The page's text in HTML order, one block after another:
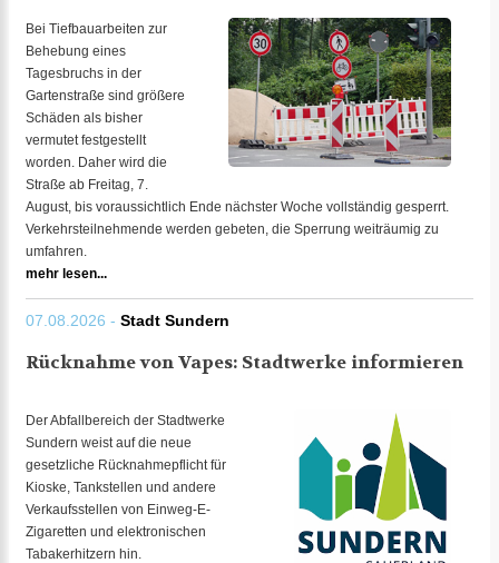
Bei Tiefbauarbeiten zur
Behebung eines
Tagesbruchs in der
Gartenstraße sind größere
Schäden als bisher
vermutet festgestellt
worden. Daher wird die
Straße ab Freitag, 7.
August, bis voraussichtlich Ende nächster Woche vollständig gesperrt.
Verkehrsteilnehmende werden gebeten, die Sperrung weiträumig zu
umfahren.
mehr lesen...
07.08.2026 - Stadt Sundern
Rücknahme von Vapes: Stadtwerke informieren
Der Abfallbereich der Stadtwerke
Sundern weist auf die neue
gesetzliche Rücknahmepflicht für
Kioske, Tankstellen und andere
Verkaufsstellen von Einweg-E-
Zigaretten und elektronischen
Tabakerhitzern hin.